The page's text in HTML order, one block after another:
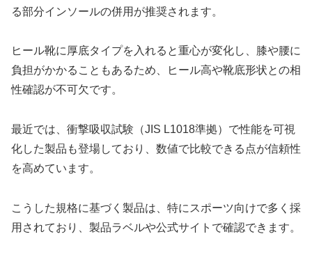
る部分インソールの併用が推奨されます。
ヒール靴に厚底タイプを入れると重心が変化し、膝や腰に
負担がかかることもあるため、ヒール高や靴底形状との相
性確認が不可欠です。
最近では、衝撃吸収試験（JIS L1018準拠）で性能を可視
化した製品も登場しており、数値で比較できる点が信頼性
を高めています。
こうした規格に基づく製品は、特にスポーツ向けで多く採
用されており、製品ラベルや公式サイトで確認できます。